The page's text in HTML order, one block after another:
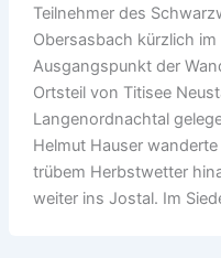
Teilnehmer des
Obersasbach kürzlich
Ausgangspunkt der
Ortsteil von Titisee
Langenordnachtal
Helmut Hauser
trübem Herbstwetter
weiter ins Jostal. Im